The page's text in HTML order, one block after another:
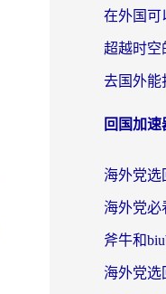
回国加速